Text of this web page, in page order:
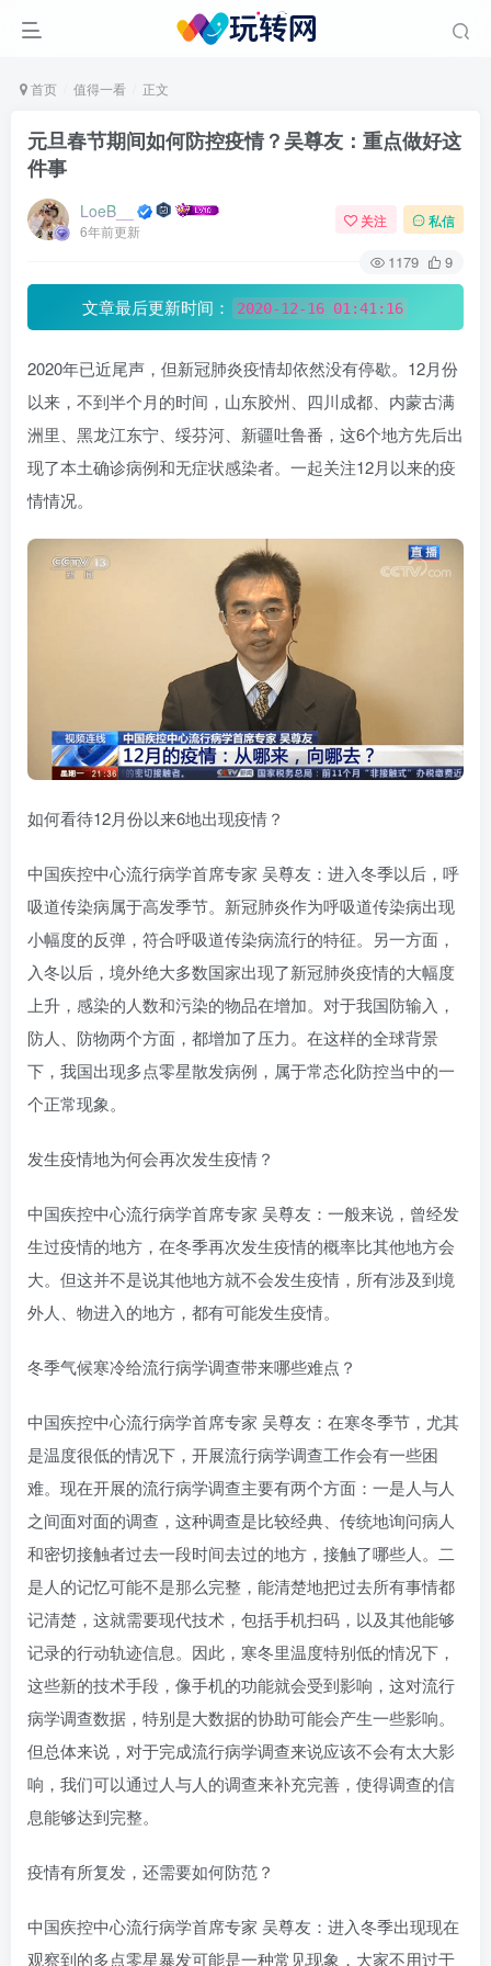
首页 值得一看 正文
元旦春节期间如何防控疫情？吴尊友：重点做好这
件事
LoeB__
6年前更新
关注 私信
1179 9
文章最后更新时间： 2020-12-16 01:41:16
2020年已近尾声，但新冠肺炎疫情却依然没有停歇。12月份
以来，不到半个月的时间，山东胶州、四川成都、内蒙古满
洲里、黑龙江东宁、绥芬河、新疆吐鲁番，这6个地方先后出
现了本土确诊病例和无症状感染者。一起关注12月以来的疫
情情况。
如何看待12月份以来6地出现疫情？
中国疾控中心流行病学首席专家 吴尊友：进入冬季以后，呼
吸道传染病属于高发季节。新冠肺炎作为呼吸道传染病出现
小幅度的反弹，符合呼吸道传染病流行的特征。另一方面，
入冬以后，境外绝大多数国家出现了新冠肺炎疫情的大幅度
上升，感染的人数和污染的物品在增加。对于我国防输入，
防人、防物两个方面，都增加了压力。在这样的全球背景
下，我国出现多点零星散发病例，属于常态化防控当中的一
个正常现象。
发生疫情地为何会再次发生疫情？
中国疾控中心流行病学首席专家 吴尊友：一般来说，曾经发
生过疫情的地方，在冬季再次发生疫情的概率比其他地方会
大。但这并不是说其他地方就不会发生疫情，所有涉及到境
外人、物进入的地方，都有可能发生疫情。
冬季气候寒冷给流行病学调查带来哪些难点？
中国疾控中心流行病学首席专家 吴尊友：在寒冬季节，尤其
是温度很低的情况下，开展流行病学调查工作会有一些困
难。现在开展的流行病学调查主要有两个方面：一是人与人
之间面对面的调查，这种调查是比较经典、传统地询问病人
和密切接触者过去一段时间去过的地方，接触了哪些人。二
是人的记忆可能不是那么完整，能清楚地把过去所有事情都
记清楚，这就需要现代技术，包括手机扫码，以及其他能够
记录的行动轨迹信息。因此，寒冬里温度特别低的情况下，
这些新的技术手段，像手机的功能就会受到影响，这对流行
病学调查数据，特别是大数据的协助可能会产生一些影响。
但总体来说，对于完成流行病学调查来说应该不会有太大影
响，我们可以通过人与人的调查来补充完善，使得调查的信
息能够达到完整。
疫情有所复发，还需要如何防范？
中国疾控中心流行病学首席专家 吴尊友：进入冬季出现现在
观察到的多点零星暴发可能是一种常见现象，大家不用过于